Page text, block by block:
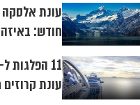
חודש:
עונת